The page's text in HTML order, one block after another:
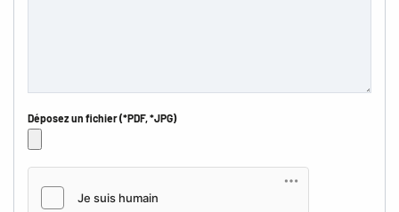
Déposez un fichier (*PDF, *JPG)